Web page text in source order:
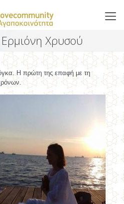
Χρυσού
Η πρώτη της επαφή με τη
χρόνων.